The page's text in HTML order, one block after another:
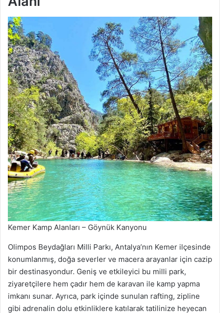
Kemer Kamp Alanları – Göynük Kanyonu
Olimpos Beydağları Milli Parkı, Antalya’nın Kemer ilçesinde
konumlanmış, doğa severler ve macera arayanlar için cazip
bir destinasyondur. Geniş ve etkileyici bu milli park,
ziyaretçilere hem çadır hem de karavan ile kamp yapma
imkanı sunar. Ayrıca, park içinde sunulan rafting, zipline
gibi adrenalin dolu etkinliklere katılarak tatilinize heyecan